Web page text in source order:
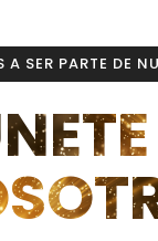
A SER PARTE DE